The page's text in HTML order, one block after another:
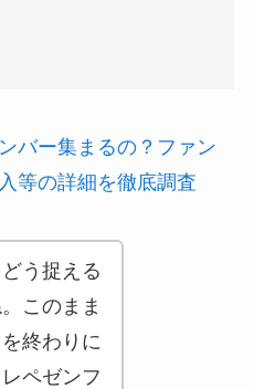
バー集まるの？ファン
等の詳細を徹底調査
う捉える
このまま
終わりに
ペゼンフ